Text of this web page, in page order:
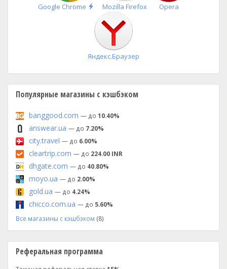
Google Chrome
Быстрая
установка
Mozilla Firefox Opera
Яндекс.Браузер
Популярные магазины с кэшбэком
banggood.com — до 10.40%
answear.ua — до 7.20%
city.travel — до 6.00%
cleartrip.com — до 224.00 INR
dhgate.com — до 40.80%
moyo.ua — до 2.00%
gold.ua — до 4.24%
chicco.com.ua — до 5.60%
Все магазины с кэшбэком (8)
Реферальная программа